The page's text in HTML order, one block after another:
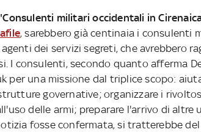
militari occidentali in
, sarebbero già centinaia i consulenti
dei servizi segreti, che avrebbero
I consulenti, secondo quanto afferma
per una missione dal triplice scopo:
governative; organizzare i
delle armi; preparare l'arrivo di altre
fosse confermata, si tratterebbe